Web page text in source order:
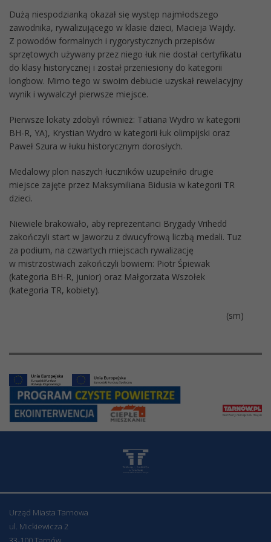
Dużą niespodzianką okazał się występ najmłodszego
zawodnika, rywalizującego w klasie dzieci, Macieja Wajdy.
Z powodów formalnych i rygorystycznych przepisów
sprzętowych używany przez niego łuk nie dostał certyfikatu
do klasy historycznej i został przeniesiony do kategorii
longbow. Mimo tego w swoim debiucie uzyskał rewelacyjny
wynik i wywalczył pierwsze miejsce.
Pierwsze lokaty zdobyli również: Tatiana Wydro w kategorii
BH-R, YA), Krystian Wydro w kategorii łuk olimpijski oraz
Paweł Szura w łuku historycznym dorosłych.
Medalowy plon naszych łuczników uzupełniło drugie
miejsce zajęte przez Maksymiliana Bidusia w kategorii TR
dzieci.
Niewiele brakowało, aby reprezentanci Brygady Vrihedd
zakończyli start w Jaworzu z dwucyfrową liczbą medali. Tuz
za podium, na czwartych miejscach rywalizację
w mistrzostwach zakończyli bowiem: Piotr Śpiewak
(kategoria BH-R, junior) oraz Małgorzata Wszołek
(kategoria TR, kobiety).
(sm)
Urząd Miasta Tarnowa
ul. Mickiewicza 2